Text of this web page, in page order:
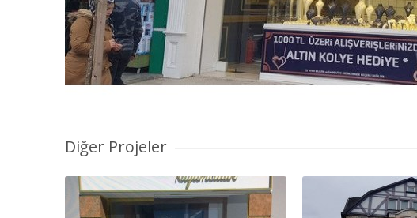
Diğer Projeler